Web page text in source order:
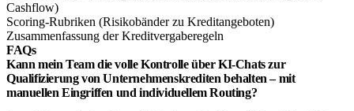
Cashflow)​
Scoring-Rubriken (Risikobänder zu Kreditangeboten)​
Zusammenfassung der Kreditvergaberegeln
FAQs
Kann mein Team die volle Kontrolle über KI-Chats zur
Qualifizierung von Unternehmenskrediten behalten – mit
manuellen Eingriffen und individuellem Routing?